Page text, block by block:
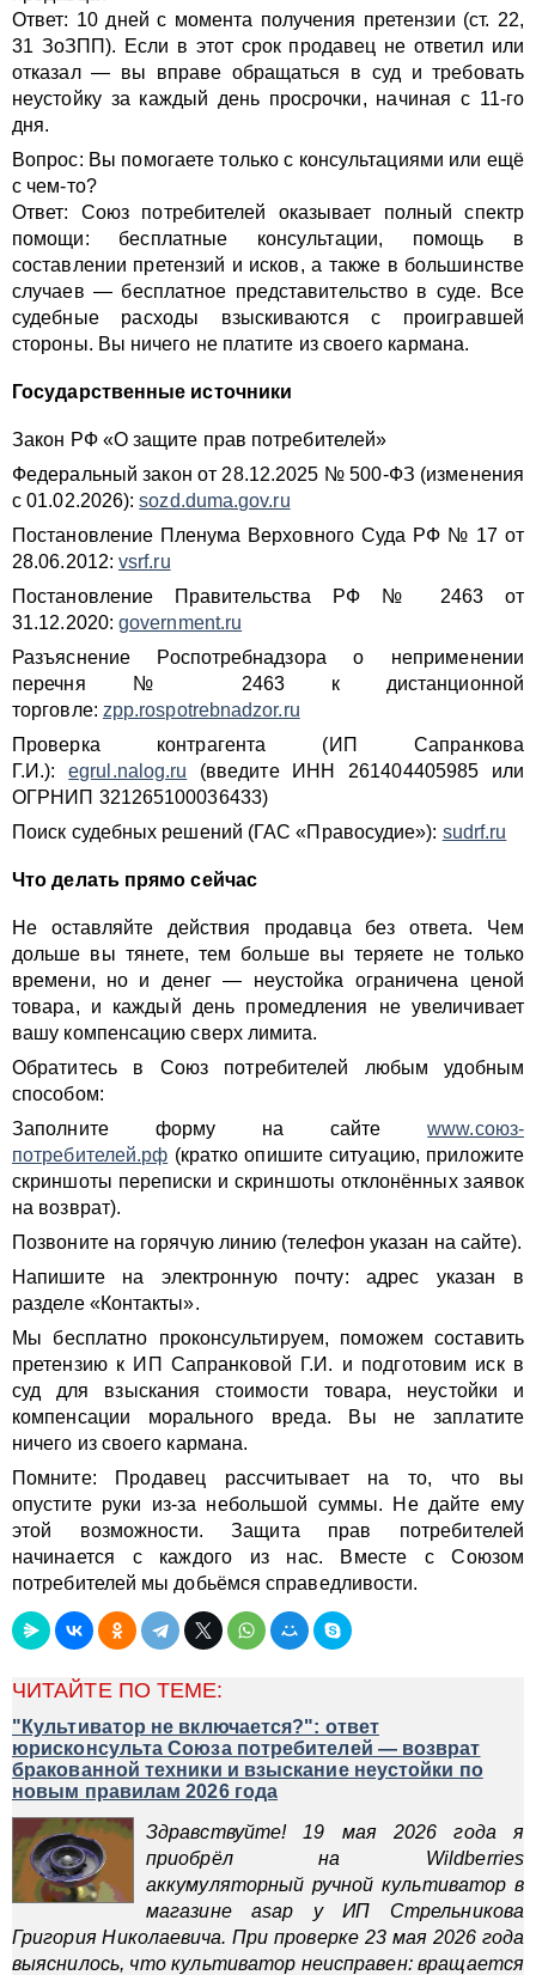
Ответ: 10 дней с момента получения претензии (ст. 22,
31 ЗоЗПП). Если в этот срок продавец не ответил или
отказал — вы вправе обращаться в суд и требовать
неустойку за каждый день просрочки, начиная с 11-го
дня.
Вопрос: Вы помогаете только с консультациями или ещё
с чем-то?
Ответ: Союз потребителей оказывает полный спектр
помощи: бесплатные консультации, помощь в
составлении претензий и исков, а также в большинстве
случаев — бесплатное представительство в суде. Все
судебные расходы взыскиваются с проигравшей
стороны. Вы ничего не платите из своего кармана.
Государственные источники
Закон РФ «О защите прав потребителей»
Федеральный закон от 28.12.2025 № 500-ФЗ (изменения
с 01.02.2026):sozd.duma.gov.ru
Постановление Пленума Верховного Суда РФ № 17 от
28.06.2012:vsrf.ru
Постановление Правительства РФ № 2463 от
31.12.2020:government.ru
Разъяснение Роспотребнадзора о неприменении
перечня № 2463 к дистанционной
торговле: zpp.rospotrebnadzor.ru
Проверка контрагента (ИП Сапранкова
Г.И.):egrul.nalog.ru (введите ИНН 261404405985 или
ОГРНИП 321265100036433)
Поиск судебных решений (ГАС «Правосудие»): sudrf.ru
Что делать прямо сейчас
Не оставляйте действия продавца без ответа. Чем
дольше вы тянете, тем больше вы теряете не только
времени, но и денег — неустойка ограничена ценой
товара, и каждый день промедления не увеличивает
вашу компенсацию сверх лимита.
Обратитесь в Союз потребителей любым удобным
способом:
Заполните форму на сайтеwww.союз-
потребителей.рф (кратко опишите ситуацию, приложите
скриншоты переписки и скриншоты отклонённых заявок
на возврат).
Позвоните на горячую линию (телефон указан на сайте).
Напишите на электронную почту: адрес указан в
разделе «Контакты».
Мы бесплатно проконсультируем, поможем составить
претензию к ИП Сапранковой Г.И. и подготовим иск в
суд для взыскания стоимости товара, неустойки и
компенсации морального вреда. Вы не заплатите
ничего из своего кармана.
Помните: Продавец рассчитывает на то, что вы
опустите руки из-за небольшой суммы. Не дайте ему
этой возможности. Защита прав потребителей
начинается с каждого из нас. Вместе с Союзом
потребителей мы добьёмся справедливости.
ЧИТАЙТЕ ПО ТЕМЕ:
"Культиватор не включается?": ответ
юрисконсульта Союза потребителей — возврат
бракованной техники и взыскание неустойки по
новым правилам 2026 года
Здравствуйте! 19 мая 2026 года я
приобрёл на Wildberries
аккумуляторный ручной культиватор в
магазине asap у ИП Стрельникова
Григория Николаевича. При проверке 23 мая 2026 года
выяснилось, что культиватор неисправен: вращается